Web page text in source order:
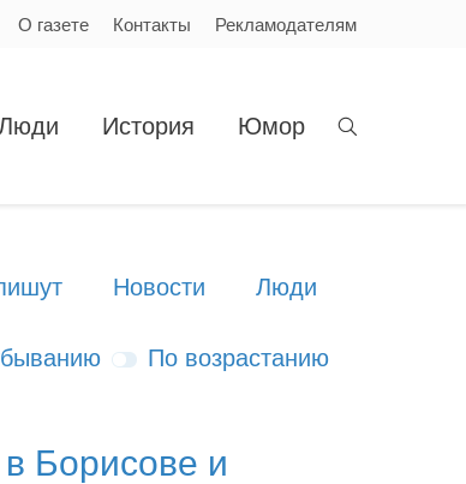
О газете Контакты Рекламодателям
История Юмор
Новости Люди
По возрастанию
Борисове и